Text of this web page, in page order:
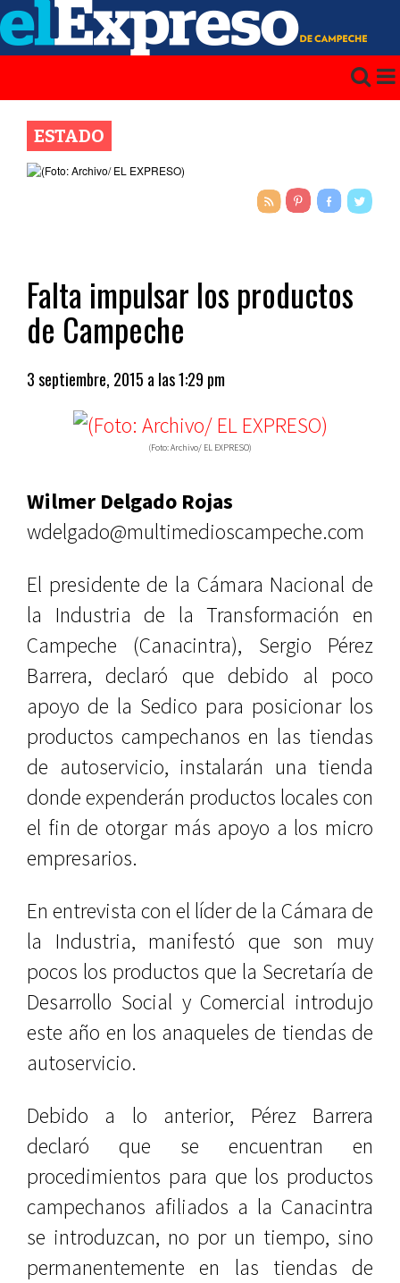
ESTADO
Falta impulsar los productos
de Campeche
3 septiembre, 2015 a las 1:29 pm
(Foto: Archivo/ EL EXPRESO)
Wilmer Delgado Rojas
wdelgado@multimedioscampeche.com
El presidente de la Cámara Nacional de
la Industria de la Transformación en
Campeche (Canacintra), Sergio Pérez
Barrera, declaró que debido al poco
apoyo de la Sedico para posicionar los
productos campechanos en las tiendas
de autoservicio, instalarán una tienda
donde expenderán productos locales con
el fin de otorgar más apoyo a los micro
empresarios.
En entrevista con el líder de la Cámara de
la Industria, manifestó que son muy
pocos los productos que la Secretaría de
Desarrollo Social y Comercial introdujo
este año en los anaqueles de tiendas de
autoservicio.
Debido a lo anterior, Pérez Barrera
declaró que se encuentran en
procedimientos para que los productos
campechanos afiliados a la Canacintra
se introduzcan, no por un tiempo, sino
permanentemente en las tiendas de